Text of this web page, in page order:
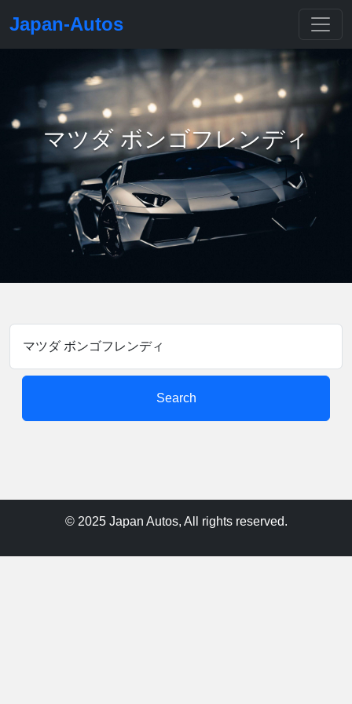
Japan-Autos
マツダ ボンゴフレンディ
Search
© 2025 Japan Autos, All rights reserved.